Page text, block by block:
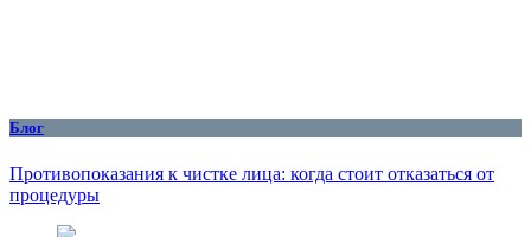
Блог
Противопоказания к чистке лица: когда стоит отказаться от
процедуры